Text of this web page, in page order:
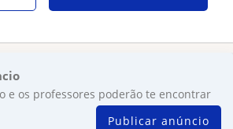
e os professores poderão te encontrar
Publicar anúncio